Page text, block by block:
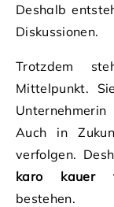
Deshalb
Diskussionen.
Trotzdem
Mittelpunkt.
Auch in
verfolgen.
karo kauer
bestehen.